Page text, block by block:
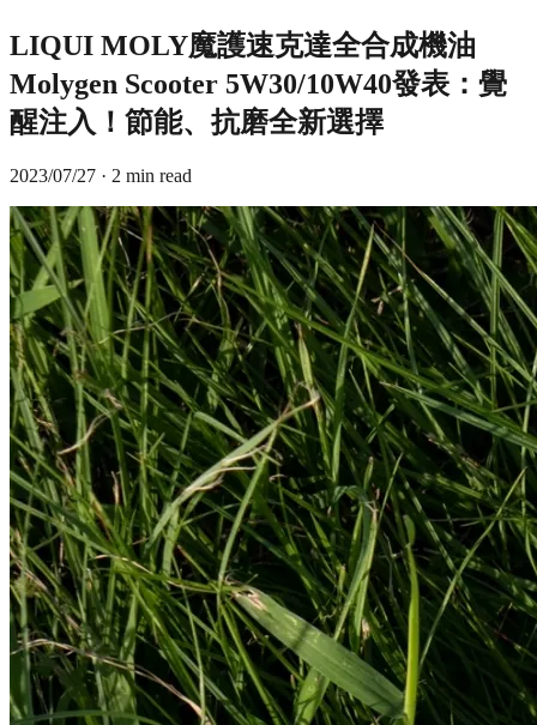
LIQUI MOLY魔護速克達全合成機油
Molygen Scooter 5W30/10W40發表：覺
醒注入！節能、抗磨全新選擇
2023/07/27 · 2 min read